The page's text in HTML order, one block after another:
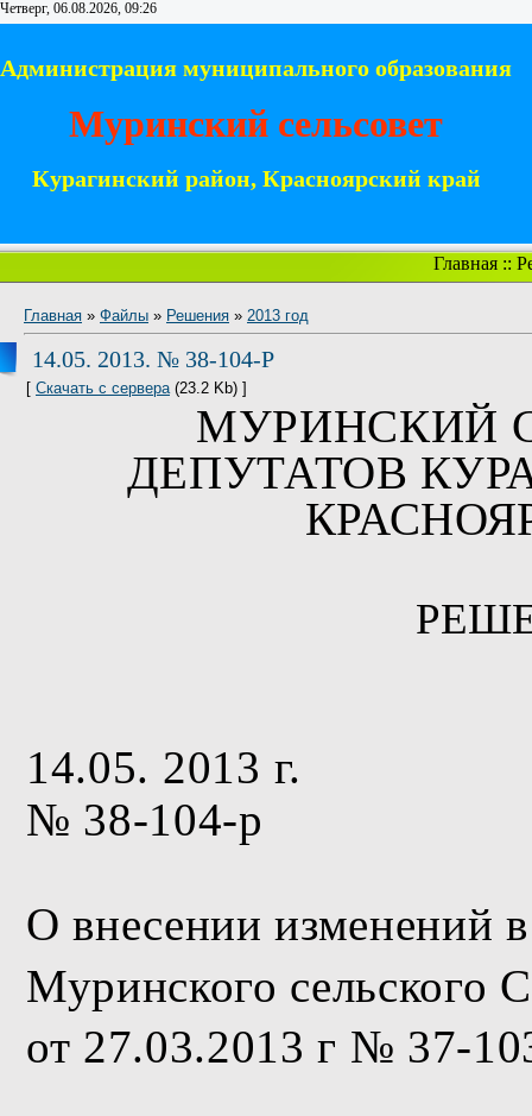
Четверг, 06.08.2026, 09:26
Администрация муниципального образования
Муринский сельсовет
Курагинский район, Красноярский край
Главная::
Главная » Файлы » Решения » 2013 год
14.05. 2013. № 38-104-Р
[ Скачать с сервера(23.2 Kb) ]
МУРИНСКИЙ
ДЕПУТАТОВ
14.05. 2013 г.
№ 38-104-р
О внесении изменений
Муринского сельского
от 27.03.2013 г № 37-